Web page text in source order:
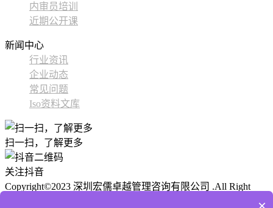
内审员培训
近期公开课
新闻中心
行业资讯
企业动态
常见问题
Iso资料文库
扫一扫，了解更多
关注抖音
Copyright©2023 深圳宏儒卓越管理咨询有限公司 .All Right
技术支